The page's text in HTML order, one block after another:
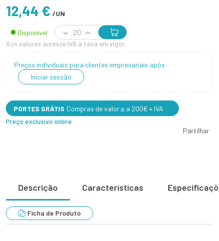
12,44 € /UN
Disponível
Aos valores acresce IVA à taxa em vigor.
Preços individuais para clientes empresariais após
Iniciar sessão
PORTES GRÁTIS Compras de valor ≥ a 200€ + IVA
Preço exclusivo online
Partilhar
Descrição Características
Ficha de Produto